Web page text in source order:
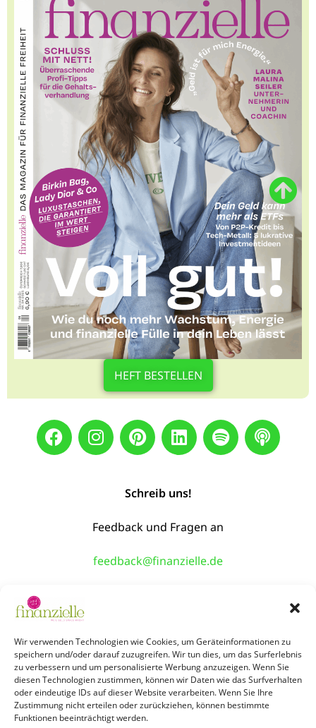
Wir verwenden Technologien wie Cookies, um Geräteinformationen zu
speichern und/oder darauf zuzugreifen. Wir tun dies, um das Surferlebnis
zu verbessern und um personalisierte Werbung anzuzeigen. Wenn Sie
diesen Technologien zustimmen, können wir Daten wie das Surfverhalten
oder eindeutige IDs auf dieser Website verarbeiten. Wenn Sie Ihre
Zustimmung nicht erteilen oder zurückziehen, können bestimmte
Funktionen beeinträchtigt werden.
HEFT BESTELLEN
Schreib uns!
Feedback und Fragen an
feedback@finanzielle.de
Über Uns Shop Workshops Events
Newsletter Podcast Kontakt Jobs
Infos: